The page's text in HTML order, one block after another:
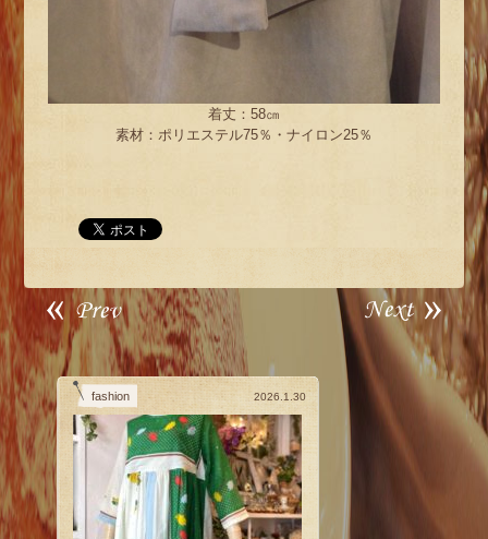
着丈：58㎝
素材：ポリエステル75％・ナイロン25％
fashion 2026.1.30